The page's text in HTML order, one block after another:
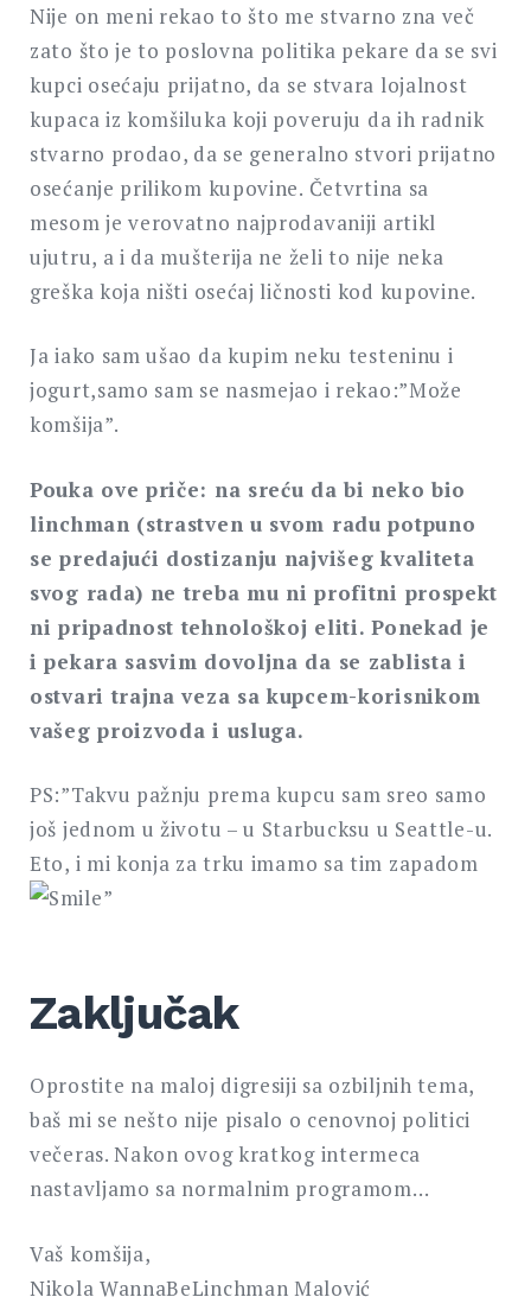
Nije on meni rekao to što me stvarno zna več
zato što je to poslovna politika pekare da se svi
kupci osećaju prijatno, da se stvara lojalnost
kupaca iz komšiluka koji poveruju da ih radnik
stvarno prodao, da se generalno stvori prijatno
osećanje prilikom kupovine. Četvrtina sa
mesom je verovatno najprodavaniji artikl
ujutru, a i da mušterija ne želi to nije neka
greška koja ništi osećaj ličnosti kod kupovine.
Ja iako sam ušao da kupim neku testeninu i
jogurt,samo sam se nasmejao i rekao:”Može
komšija”.
Pouka ove priče: na sreću da bi neko bio
linchman (strastven u svom radu potpuno
se predajući dostizanju najvišeg kvaliteta
svog rada) ne treba mu ni profitni prospekt
ni pripadnost tehnološkoj eliti. Ponekad je
i pekara sasvim dovoljna da se zablista i
ostvari trajna veza sa kupcem-korisnikom
vašeg proizvoda i usluga.
PS:”Takvu pažnju prema kupcu sam sreo samo
još jednom u životu – u Starbucksu u Seattle-u.
Eto, i mi konja za trku imamo sa tim zapadom
”
Zaključak
Oprostite na maloj digresiji sa ozbiljnih tema,
baš mi se nešto nije pisalo o cenovnoj politici
večeras. Nakon ovog kratkog intermeca
nastavljamo sa normalnim programom…
Vaš komšija,
Nikola WannaBeLinchman Malović